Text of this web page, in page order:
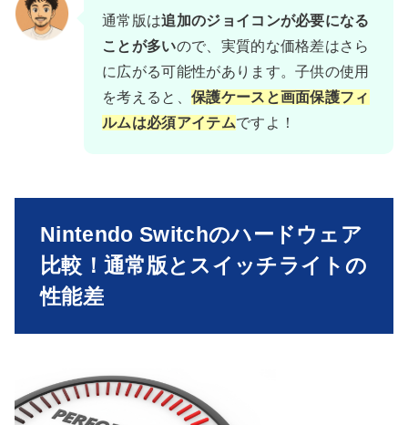
通常版は追加のジョイコンが必要になる
ことが多いので、実質的な価格差はさら
に広がる可能性があります。子供の使用
を考えると、 保護ケースと画面保護フィ
ルムは必須アイテムですよ！
Nintendo Switchのハードウェア
比較！通常版とスイッチライトの
性能差